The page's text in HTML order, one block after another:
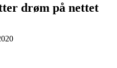
drøm på nettet